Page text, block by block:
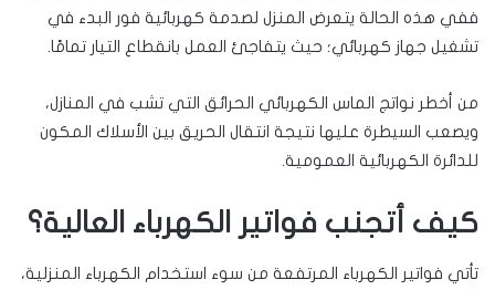
ففي هذه الحالة يتعرض المنزل لصدمة كهربائية فور البدء في
تشغيل جهاز كهربائي؛ حيث يتفاجئ العمل بانقطاع التيار تمامًا.
من أخطر نواتج الماس الكهربائي الحرائق التي تشب في المنازل،
ويصعب السيطرة عليها نتيجة انتقال الحريق بين الأسلاك المكون
للدائرة الكهربائية العمومية.
كيف أتجنب فواتير الكهرباء العالية؟
تأتي فواتير الكهرباء المرتفعة من سوء استخدام الكهرباء المنزلية،